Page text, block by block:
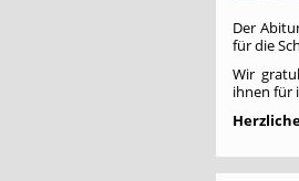
Der
für die
Wir
ihnen für